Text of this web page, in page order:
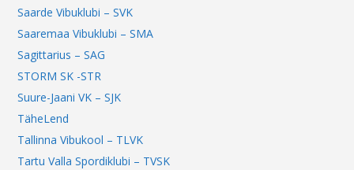
Saarde Vibuklubi – SVK
Saaremaa Vibuklubi – SMA
Sagittarius – SAG
STORM SK -STR
Suure-Jaani VK – SJK
TäheLend
Tallinna Vibukool – TLVK
Tartu Valla Spordiklubi – TVSK